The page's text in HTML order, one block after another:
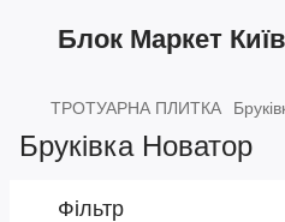
Блок Маркет Київ
ТРОТУАРНА ПЛИТКА
Бруківка Новатор
Фільтр